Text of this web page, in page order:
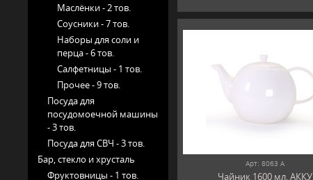
Маслёнки -2 тов.
Соусники -7 тов.
Наборы для соли и
перца -6 тов.
Салфетницы - 1 тов.
Прочее -9 тов.
Посуда для
посудомоечной машины
-3 тов.
Посуда для СВЧ -3 тов.
Бар, стекло и хрусталь
Фруктовницы - 1 тов.
Арт: 8063 А
Чайник 1600 мл, АККУ